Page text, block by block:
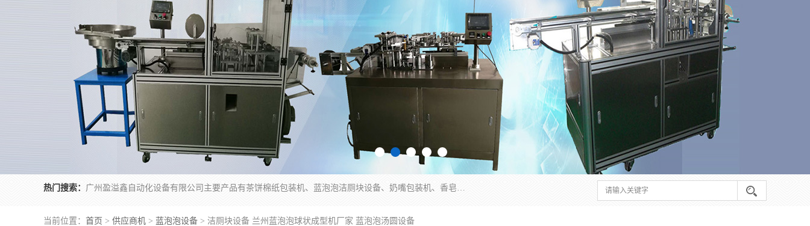
热门搜索： 广州盈溢鑫自动化设备有限公司主要产品有茶饼棉纸包装机、蓝泡泡洁厕块设备、奶嘴包装机、香皂保鲜膜包装机、泡壳吸塑包装机、手工皂包装机、百褶机等产品，并根据客户要求生产非标自动化机械及生产线。欢迎广大客户来电咨询！
当前位置： 首页 > 供应商机 > 蓝泡泡设备 > 洁厕块设备 兰州蓝泡泡球状成型机厂家 蓝泡泡汤圆设备